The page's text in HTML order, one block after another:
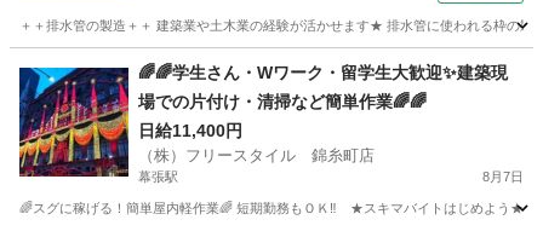
＋＋排水管の製造＋＋ 建築業や土木業の経験が活かせます★ 排水管に使われる枠の
大工
🌈🌈学生さん・Wワーク・留学生大歓迎✨建築現
場での片付け・清掃など簡単作業🌈🌈
日給11,400円
（株）フリースタイル 錦糸町店
幕張駅 8月7日
🌈スグに稼げる！簡単屋内軽作業🌈 短期勤務もＯＫ‼️ ★スキマバイトはじめよう★ 🟢